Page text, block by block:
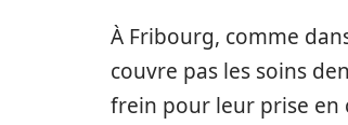
À Fribourg, comme
couvre pas les soins
frein pour leur prise en